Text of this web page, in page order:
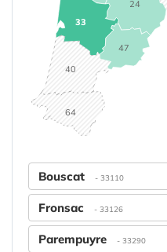
24
33
40
47
64
Bouscat - 33110
Fronsac - 33126
Parempuyre - 33290